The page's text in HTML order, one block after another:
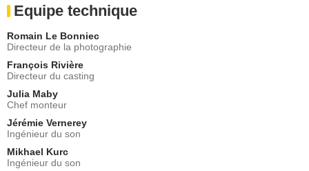
Equipe technique
Romain Le Bonniec
Directeur de la photographie
François Rivière
Directeur du casting
Julia Maby
Chef monteur
Jérémie Vernerey
Ingénieur du son
Mikhael Kurc
Ingénieur du son